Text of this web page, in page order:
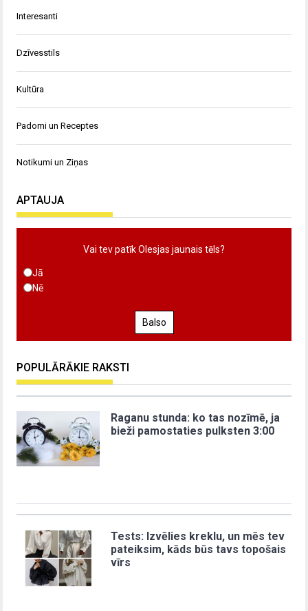
Interesanti
Dzīvesstils
Kultūra
Padomi un Receptes
Notikumi un Ziņas
APTAUJA
Vai tev patīk Olesjas jaunais tēls?
Jā
Nē
Balso
POPULĀRĀKIE RAKSTI
Raganu stunda: ko tas nozīmē, ja
bieži pamostaties pulksten 3:00
Tests: Izvēlies kreklu, un mēs tev
pateiksim, kāds būs tavs topošais
vīrs